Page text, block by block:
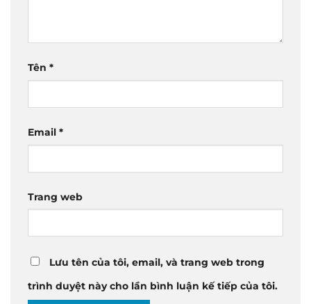
Tên *
Email *
Trang web
Lưu tên của tôi, email, và trang web trong
trình duyệt này cho lần bình luận kế tiếp của tôi.